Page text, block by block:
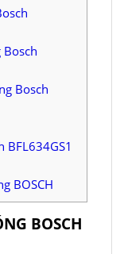
Bosch
BOSCH
BOSCH